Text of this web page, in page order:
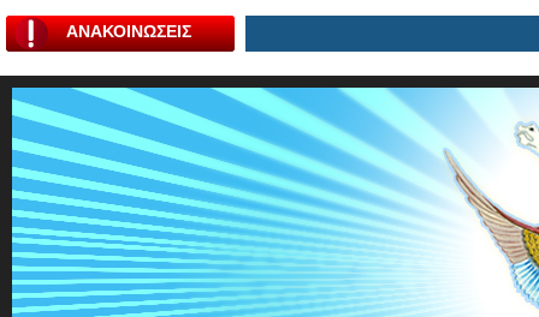
ΑΝΑΚΟΙΝΩΣΕΙΣ